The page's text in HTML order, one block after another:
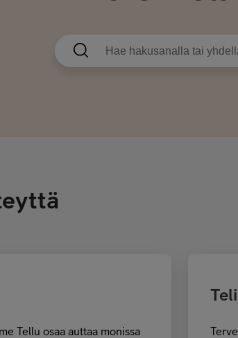
Tellu osaa auttaa monissa